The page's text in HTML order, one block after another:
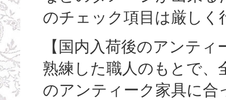
のチェック項目は厳し
【国内入荷後のアンテ
熟練した職人のもとで
のアンティーク家具に